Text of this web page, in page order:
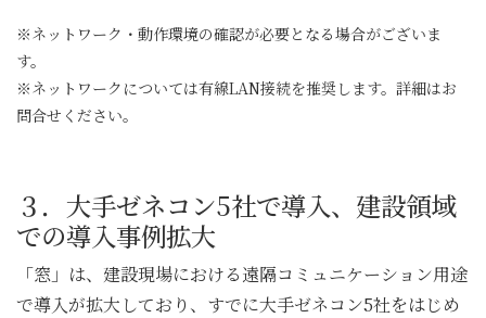
※ネットワーク・動作環境の確認が必要となる場合がございま
す。
※ネットワークについては有線LAN接続を推奨します。詳細はお
問合せください。
３．大手ゼネコン5社で導入、建設領域
での導入事例拡大
「窓」は、建設現場における遠隔コミュニケーション用途
で導入が拡大しており、すでに大手ゼネコン5社をはじめ